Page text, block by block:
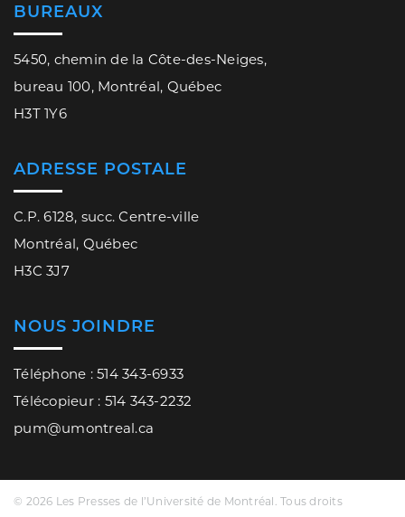
BUREAUX
5450, chemin de la Côte-des-Neiges,
bureau 100, Montréal, Québec
H3T 1Y6
ADRESSE POSTALE
C.P. 6128, succ. Centre-ville
Montréal, Québec
H3C 3J7
NOUS JOINDRE
Téléphone : 514 343-6933
Télécopieur : 514 343-2232
pum@umontreal.ca
© 2026 Les Presses de l’Université de Montréal. Tous droits